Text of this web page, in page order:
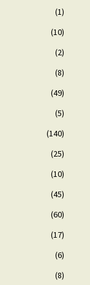
(1)
(10)
(2)
(8)
(49)
(5)
(140)
(25)
(10)
(45)
(60)
(17)
(6)
(8)